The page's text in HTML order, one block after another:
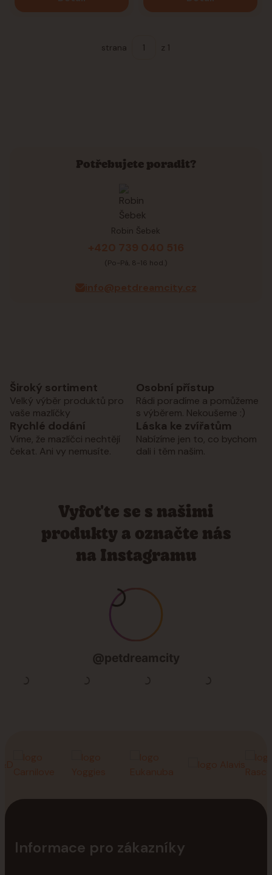
strana z 1
Potřebujete poradit?
Robin Šebek
+420 739 040 516
(Po-Pá, 8-16 hod.)
info@petdreamcity.cz
Široký sortiment
Velký výběr produktů pro
vaše mazlíčky
Osobní přístup
Rádi poradíme a pomůžeme
s výběrem. Nekoušeme :)
Rychlé dodání
Víme, že mazlíčci nechtějí
čekat. Ani vy nemusíte.
Láska ke zvířatům
Nabízíme jen to, co bychom
dali i těm našim.
Informace pro zákazníky
Vyfoťte se s našimi
produkty a označte nás
na Instagramu